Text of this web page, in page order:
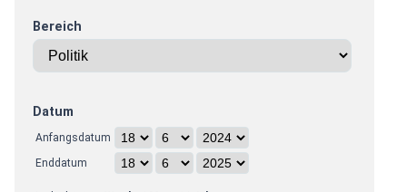
Bereich
Datum
Anfangsdatum
Enddatum